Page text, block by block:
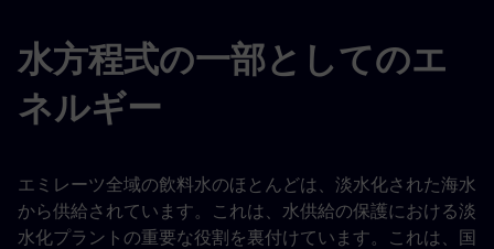
水方程式の一部としてのエ
ネルギー
エミレーツ全域の飲料水のほとんどは、淡水化された海水
から供給されています。これは、水供給の保護における淡
水化プラントの重要な役割を裏付けています。これは、国